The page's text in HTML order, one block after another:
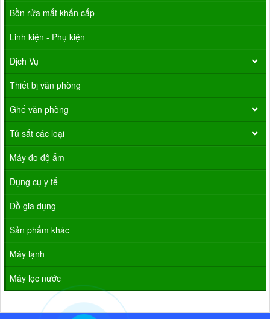
Bồn rửa mắt khẩn cấp
Linh kiện - Phụ kiện
Dịch Vụ
Thiết bị văn phòng
Ghế văn phòng
Tủ sắt các loại
Máy đo độ ẩm
Dụng cụ y tế
Đồ gia dụng
Sản phẩm khác
Máy lạnh
Máy lọc nước